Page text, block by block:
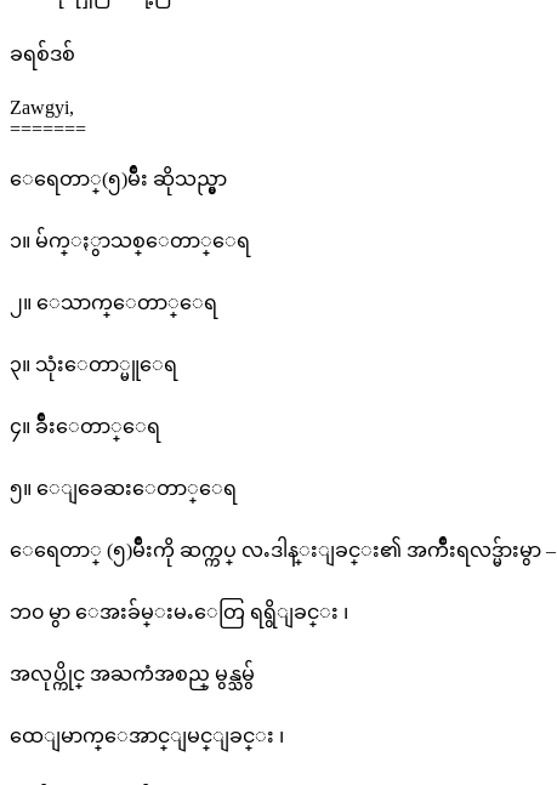
ခရစ်ဒစ်
Zawgyi,
=======
ေရေတာ္(၅)မ်ိဳး ဆိုသည္မွာ
၁။ မ်က္ႏွာသစ္ေတာ္ေရ
၂။ ေသာက္ေတာ္ေရ
၃။ သုံးေတာ္မူေရ
၄။ ခ်ိဳးေတာ္ေရ
၅။ ေျခေဆးေတာ္ေရ
ေရေတာ္ (၅)မ်ိဳးကို ဆက္ကပ္ လႉဒါန္းျခင္း၏ အက်ိဳးရလဒ္မ်ားမွာ –
ဘ၀ မွာ ေအးခ်မ္းမႉေတြ ရရွိျခင္း ၊
အလုပ္ကိုင္ အႀကံအစည္ မွန္သမွ်
ထေျမာက္ေအာင္ျမင္ျခင္း ၊